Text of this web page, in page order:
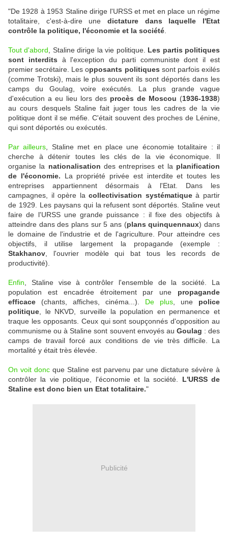
"De 1928 à 1953 Staline dirige l'URSS et met en place un régime
totalitaire, c'est-à-dire une dictature dans laquelle l'Etat
contrôle la politique, l'économie et la société
Tout d'abord , Staline dirige la vie politique. Les partis politiques
sont interdits à l'exception du parti communiste dont il est
premier secrétaire. Les opposants politiques sont parfois exilés
(comme Trotski), mais le plus souvent ils sont déportés dans les
camps du Goulag, voire exécutés. La plus grande vague
d'exécution a eu lieu lors des procès de Moscou (1936-1938)
au cours desquels Staline fait juger tous les cadres de la vie
politique dont il se méfie. C'était souvent des proches de Lénine,
qui sont déportés ou exécutés.
Par ailleurs , Staline met en place une économie totalitaire : il
cherche à détenir toutes les clés de la vie économique. Il
organise la nationalisation des entreprises et la planification
de l'économie. La propriété privée est interdite et toutes les
entreprises appartiennent désormais à l'Etat. Dans les
campagnes, il opère lacollectivisation systématiqueà partir
de 1929. Les paysans qui la refusent sont déportés. Staline veut
faire de l'URSS une grande puissance : il fixe des objectifs à
atteindre dans des plans sur 5 ans (plans quinquennaux) dans
le domaine de l'industrie et de l'agriculture. Pour atteindre ces
objectifs, il utilise largement la propagande (exemple :
Stakhanov , l'ouvrier modèle qui bat tous les records de
productivité).
Enfin , Staline vise à contrôler l'ensemble de la société. La
population est encadrée étroitement par une propagande
efficace (chants, affiches, cinéma...). De plus , une police
politique , le NKVD, surveille la population en permanence et
traque les opposants. Ceux qui sont soupçonnés d'opposition au
communisme ou à Staline sont souvent envoyés au Goulag : des
camps de travail forcé aux conditions de vie très difficile. La
mortalité y était très élevée.
On voit donc que Staline est parvenu par une dictature sévère à
contrôler la vie politique, l'économie et la société. L'URSS de
Staline est donc bien un Etat totalitaire."
Publicité